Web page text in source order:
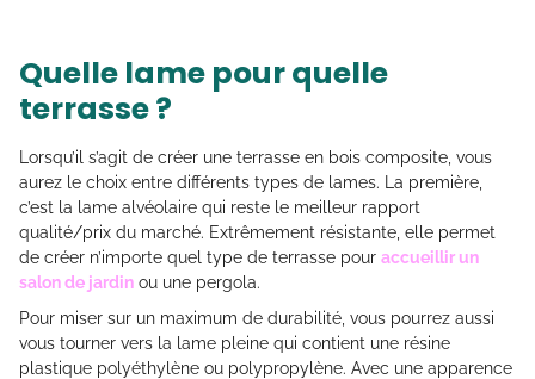
Quelle lame pour quelle
terrasse ?
Lorsqu’il s’agit de créer une terrasse en bois composite, vous
aurez le choix entre différents types de lames. La première,
c’est la lame alvéolaire qui reste le meilleur rapport
qualité/prix du marché. Extrêmement résistante, elle permet
de créer n’importe quel type de terrasse pour accueillir un
salon de jardin ou une pergola.
Pour miser sur un maximum de durabilité, vous pourrez aussi
vous tourner vers la lame pleine qui contient une résine
plastique polyéthylène ou polypropylène. Avec une apparence